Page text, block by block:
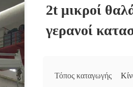
2t μικροί
γερανοί
Τόπος καταγωγής